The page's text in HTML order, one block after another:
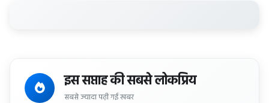
इस सप्ताह की सबसे लोकप्रिय
सबसे ज्यादा पढ़ी गई खबर